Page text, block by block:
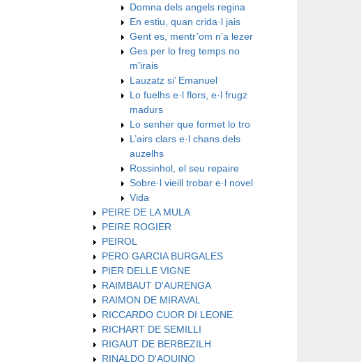
Domna dels angels regina
En estiu, quan crida·l jais
Gent es, mentr’om n’a lezer
Ges per lo freg temps no
m'irais
Lauzatz si’ Emanuel
Lo fuelhs e·l flors, e·l frugz
madurs
Lo senher que formet lo tro
L’airs clars e·l chans dels
auzelhs
Rossinhol, el seu repaire
Sobre·l vieill trobar e·l novel
Vida
PEIRE DE LA MULA
PEIRE ROGIER
PEIROL
PERO GARCIA BURGALES
PIER DELLE VIGNE
RAIMBAUT D'AURENGA
RAIMON DE MIRAVAL
RICCARDO CUOR DI LEONE
RICHART DE SEMILLI
RIGAUT DE BERBEZILH
RINALDO D'AQUINO